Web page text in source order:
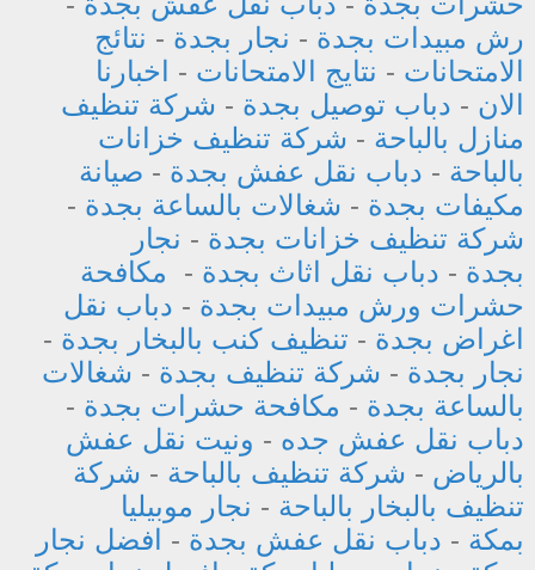
رش مبيدات بجدة - نجار بجدة - نتائج
الامتحانات - نتايج الامتحانات -
اخبارنا
الان - دباب توصيل بجدة - شركة تنظيف
منازل بالباحة - شركة تنظيف خزانات
بالباحة - دباب نقل عفش بجدة - صيانة
مكيفات بجدة - شغالات بالساعة بجدة -
شركة تنظيف خزانات بجدة - نجار
بجدة - دباب نقل اثاث بجدة - مكافحة
حشرات ورش مبيدات بجدة - دباب نقل
اغراض بجدة - تنظيف كنب بالبخار بجدة -
نجار بجدة - شركة تنظيف بجدة - شغالات
بالساعة بجدة - مكافحة حشرات بجدة -
دباب نقل عفش جده - ونيت نقل عفش
بالرياض - شركة تنظيف بالباحة - شركة
تنظيف بالبخار بالباحة - نجار موبيليا
بمكة - دباب نقل عفش بجدة - افضل نجار